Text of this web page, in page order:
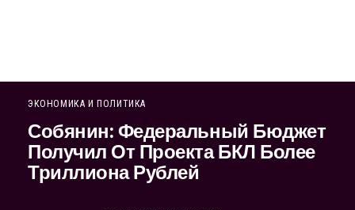
ЭКОНОМИКА И ПОЛИТИКА
Собянин: Федеральный Бюджет
Получил От Проекта БКЛ Более
Триллиона Рублей